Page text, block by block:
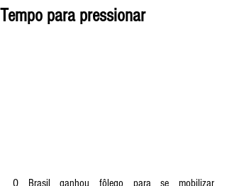
Tempo para pressionar
O Brasil ganhou fôlego para se mobilizar